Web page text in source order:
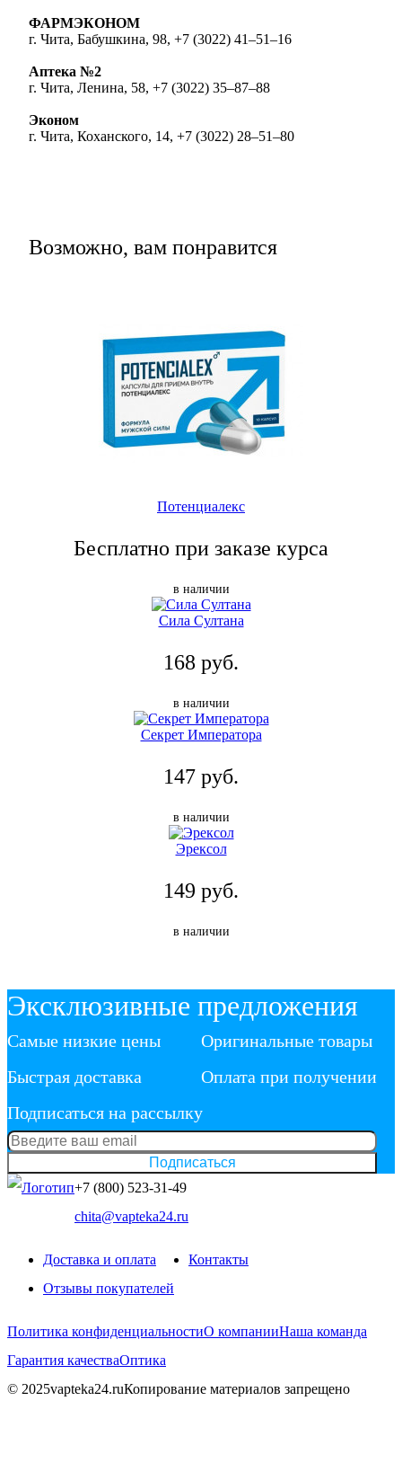
ФАРМЭКОНОМ
г. Чита, Бабушкина, 98, +7 (3022) 41‒51‒16
Аптека №2
г. Чита, Ленина, 58, +7 (3022) 35‒87‒88
Эконом
г. Чита, Коханского, 14, +7 (3022) 28‒51‒80
Возможно, вам понравится
Потенциалекс
Бесплатно при заказе курса
в наличии
Сила Султана
168 руб.
в наличии
Секрет Императора
147 руб.
в наличии
Эрексол
149 руб.
в наличии
Эксклюзивные предложения
Самые низкие цены
Быстрая доставка
Оригинальные товары
Оплата при получении
Подписаться на рассылку
Подписаться
+7 (800) 523-31-49
chita@vapteka24.ru
Доставка и оплата
Отзывы покупателей
Контакты
Политика конфиденциальностиО компанииНаша команда
Гарантия качестваОптика
© 2025vapteka24.ruКопирование материалов запрещено